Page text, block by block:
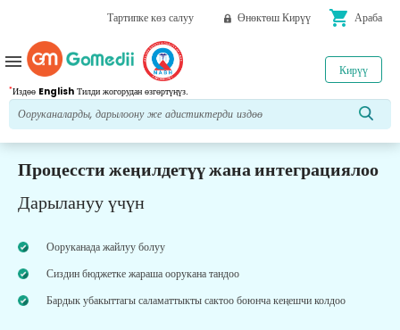
Тартипке көз салуу Өнөктөш Кирүү shopping_cart Араба
*Издөө English Тилди жогорудан өзгөртүңүз.
Кирүү
menu
Процессти жеңилдетүү жана интеграциялоо
Дарылануу үчүн
Ооруканада жайлуу болуу
Сиздин бюджетке жараша оорукана тандоо
Бардык убакыттагы саламаттыкты сактоо боюнча кеңешчи колдоо